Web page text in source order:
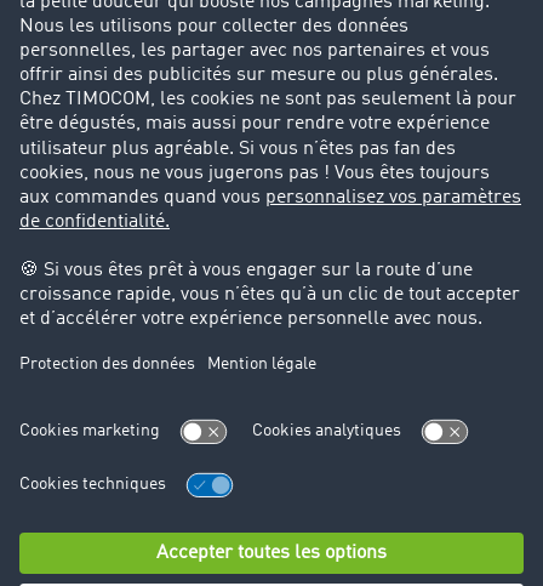
Parrainage clients
Success Stories
Cadre légal
Mentions légales
Protection des données
Cookie-Einstellungen
Support